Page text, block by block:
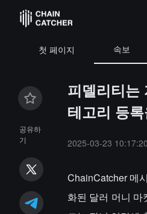
첫 페이지 속보
공유하
기
피델리티는
테고리 등
2025-03-23 10:17:20
ChainCatcher 메
화된 달러 머니